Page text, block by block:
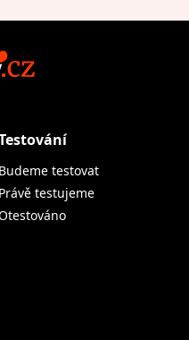
Budeme testovat
Právě testujeme